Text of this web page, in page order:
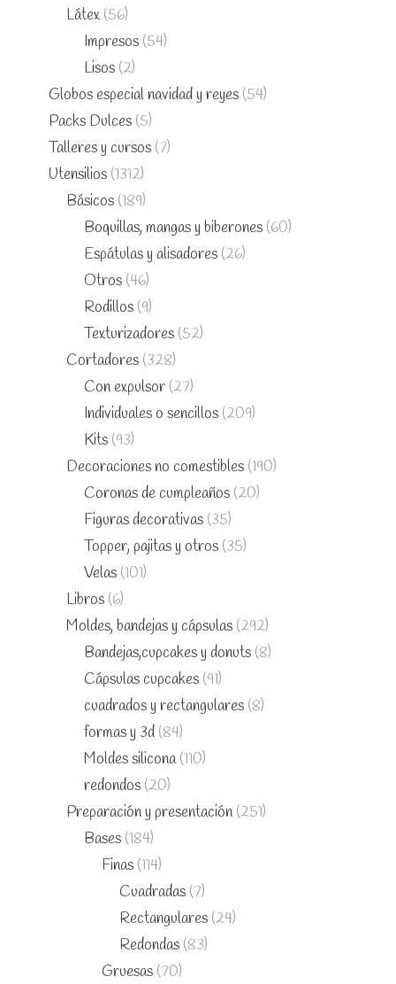
Látex (56)
Impresos (54)
Lisos (2)
Globos especial navidad y reyes (54)
Packs Dulces (5)
Talleres y cursos (7)
Utensilios (1312)
Básicos (189)
Boquillas, mangas y biberones (60)
Espátulas y alisadores (26)
Otros (46)
Rodillos (9)
Texturizadores (52)
Cortadores (328)
Con expulsor (27)
Individuales o sencillos (209)
Kits (93)
Decoraciones no comestibles (190)
Coronas de cumpleaños (20)
Figuras decorativas (35)
Topper, pajitas y otros (35)
Velas (101)
Libros (6)
Moldes, bandejas y cápsulas (292)
Bandejas,cupcakes y donuts (8)
Cápsulas cupcakes (91)
cuadrados y rectangulares (8)
formas y 3d (84)
Moldes silicona (110)
redondos (20)
Preparación y presentación (251)
Bases (184)
Finas (114)
Cuadradas (7)
Rectangulares (24)
Redondas (83)
Gruesas (70)